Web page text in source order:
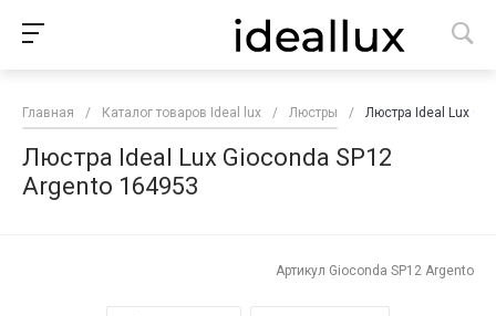
Главная / Каталог товаров Ideal lux / Люстры / Люстра Ideal Lux
Люстра Ideal Lux Gioconda SP12
Argento 164953
Артикул Gioconda SP12 Argento